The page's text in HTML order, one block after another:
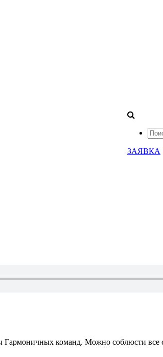
ЗАЯВКА
Гармоничных команд. Можно соблюсти